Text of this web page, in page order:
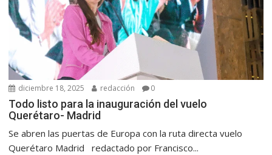
diciembre 18, 2025 redacción 0
Todo listo para la inauguración del vuelo
Querétaro- Madrid
Se abren las puertas de Europa con la ruta directa vuelo
Querétaro Madrid redactado por Francisco...